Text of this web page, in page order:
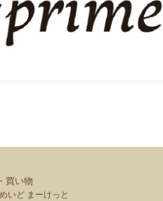
買い物
いど まーけっと